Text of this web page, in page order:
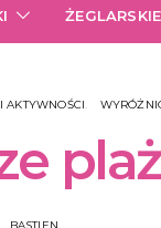
AKTYWNOŚCI